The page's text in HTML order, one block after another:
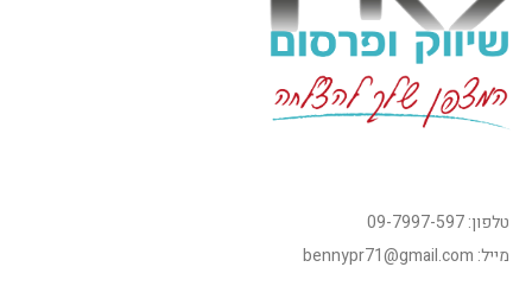
טלפון: 09-7997-597
מייל: bennypr71@gmail.com